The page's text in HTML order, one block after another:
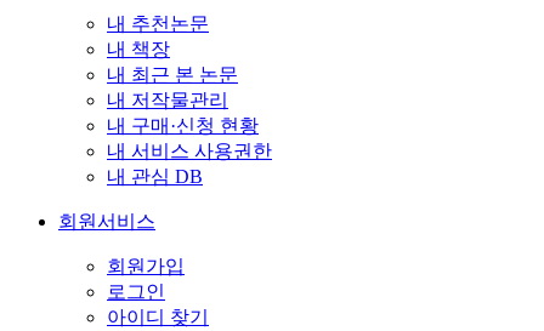
내 추천논문
내 책장
내 최근 본 논문
내 저작물관리
내 구매·신청 현황
내 서비스 사용권한
내 관심 DB
회원서비스
회원가입
로그인
아이디 찾기